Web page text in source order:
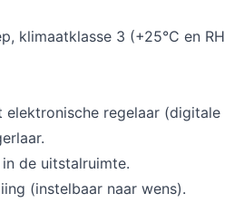
klimaatklasse 3 (+25°C en RH
elektronische regelaar (digitale
de uitstalruimte.
(instelbaar naar wens).